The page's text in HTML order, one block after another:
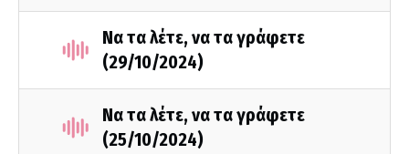
Να τα λέτε, να τα γράφετε
(29/10/2024)
Να τα λέτε, να τα γράφετε
(25/10/2024)